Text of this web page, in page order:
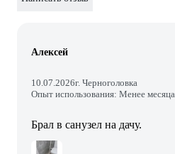
Алексей
10.07.2026г. Черноголовка
Опыт использования: Менее месяца
Брал в санузел на дачу.